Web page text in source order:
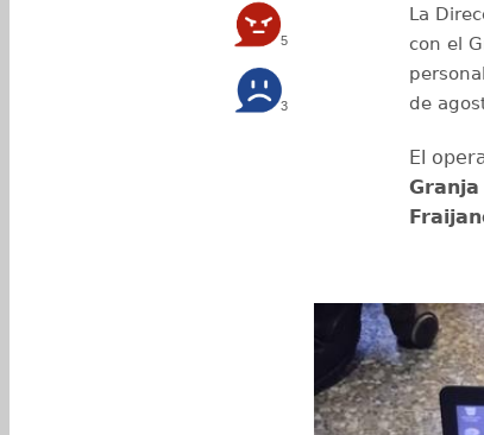
5
3
La
con el
de
El